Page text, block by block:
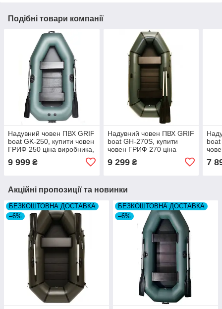
Подібні товари компанії
Надувний човен ПВХ GRIF
boat GK-250, купити човен
ГРИФ 250 ціна виробника,
9 999 ₴
Надувний човен ПВХ GRIF
boat GH-270S, купити
човен ГРИФ 270 ціна
виробника, гумові човни 2
місцеві
9 299₴
boat
7
Акційні пропозиції та новинки
БЕЗКОШТОВНА ДОСТАВКА
–6%
БЕЗКОШТОВНА ДОСТАВКА
–6%